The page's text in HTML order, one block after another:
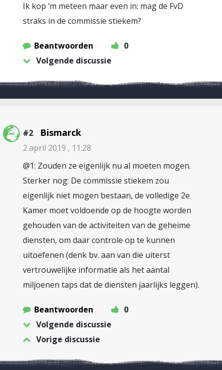
Ik kop ‘m meteen maar even in: mag de FvD
straks in de commissie stiekem?
Beantwoorden
0
Volgende discussie
#2 Bismarck
2 april 2019 , 11:28
@1: Zouden ze eigenlijk nu al moeten mogen.
Sterker nog: De commissie stiekem zou
eigenlijk niet mogen bestaan, de volledige 2e
Kamer moet voldoende op de hoogte worden
gehouden van de activiteiten van de geheime
diensten, om daar controle op te kunnen
uitoefenen (denk bv. aan van die uiterst
vertrouwelijke informatie als het aantal
miljoenen taps dat de diensten jaarlijks leggen).
Beantwoorden
0
Volgende discussie
Vorige discussie